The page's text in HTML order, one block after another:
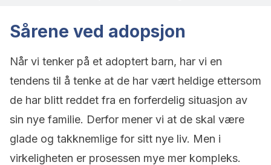
Sårene ved adopsjon
Når vi tenker på et adoptert barn, har vi en
tendens til å tenke at de har vært heldige ettersom
de har blitt reddet fra en forferdelig situasjon av
sin nye familie. Derfor mener vi at de skal være
glade og takknemlige for sitt nye liv. Men i
virkeligheten er prosessen mye mer kompleks.